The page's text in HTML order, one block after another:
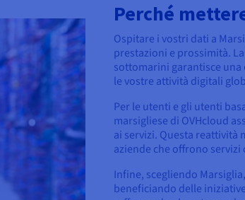
Perché
Ospitare i vostri dati a
prestazioni e prossimità.
sottomarini garantisce
le vostre attività digitali
Per le utenti e gli utenti
marsigliese di OVHcloud
ai servizi. Questa reattività
aziende che offrono servizi
Infine, scegliendo
beneficiando delle